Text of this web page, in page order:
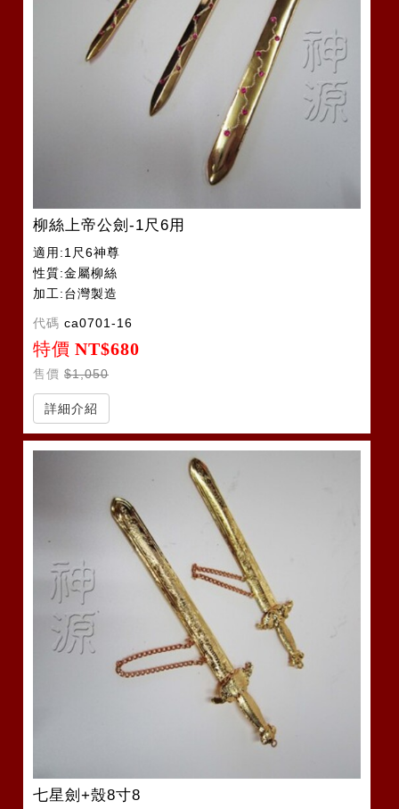
柳絲上帝公劍-1尺6用
適用:1尺6神尊
性質:金屬柳絲
加工:台灣製造
代碼 ca0701-16
特價 NT$680
售價 $1,050
詳細介紹
七星劍+殼8寸8